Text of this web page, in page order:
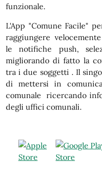
funzionale.
L'App "Comune Facile"
raggiungere
le notifiche push,
migliorando di fatto la
tra i due soggetti . Il
di mettersi in
comunale ricercando
degli uffici comunali.